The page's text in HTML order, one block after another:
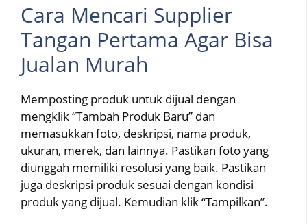
Cara Mencari Supplier
Tangan Pertama Agar Bisa
Jualan Murah
Memposting produk untuk dijual dengan
mengklik “Tambah Produk Baru” dan
memasukkan foto, deskripsi, nama produk,
ukuran, merek, dan lainnya. Pastikan foto yang
diunggah memiliki resolusi yang baik. Pastikan
juga deskripsi produk sesuai dengan kondisi
produk yang dijual. Kemudian klik “Tampilkan”.